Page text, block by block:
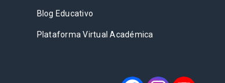
Blog Educativo
Plataforma Virtual Académica